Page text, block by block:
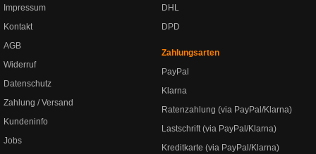
Impressum
Kontakt
AGB
Widerruf
Datenschutz
Zahlung / Versand
Kundeninfo
Jobs
DHL
DPD
Zahlungsarten
PayPal
Klarna
Ratenzahlung (via PayPal/Klarna)
Lastschrift (via PayPal/Klarna)
Kreditkarte (via PayPal/Klarna)